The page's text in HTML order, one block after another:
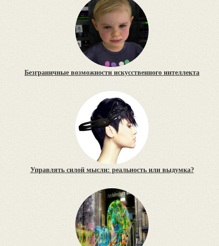
Безграничные возможности искусственного интеллекта
Управлять силой мысли: реальность или выдумка?